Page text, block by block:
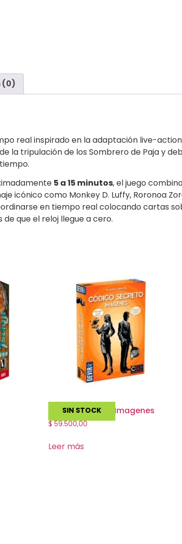
(0)
real inspirado en la adaptación live-
la tripulación de los Sombrero de Paja y
5 a 15 minutos, el juego
icónico como Monkey D. Luffy, Roronoa
en tiempo real colocando cartas
que el reloj llegue a cero.
SIN STOCK
Codigo Secreto Imagenes
$59.500,00
Leer más